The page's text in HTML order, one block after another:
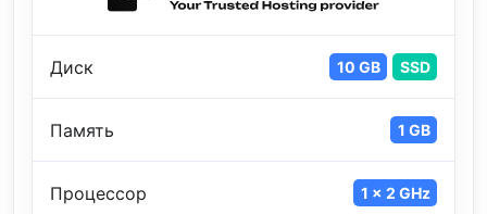
Диск 10 GB SSD
Память 1 GB
Процессор 1 x 2 GHz